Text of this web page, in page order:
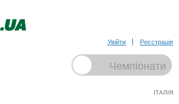
Увійти Реєстрація
ІТАЛІЯ